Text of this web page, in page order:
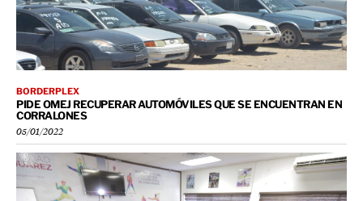
BORDERPLEX
PIDE OMEJ RECUPERAR AUTOMÓVILES QUE SE ENCUENTRAN EN
CORRALONES
05/01/2022